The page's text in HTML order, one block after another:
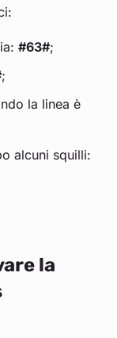
#63#;
;
la linea è
alcuni squilli:
la